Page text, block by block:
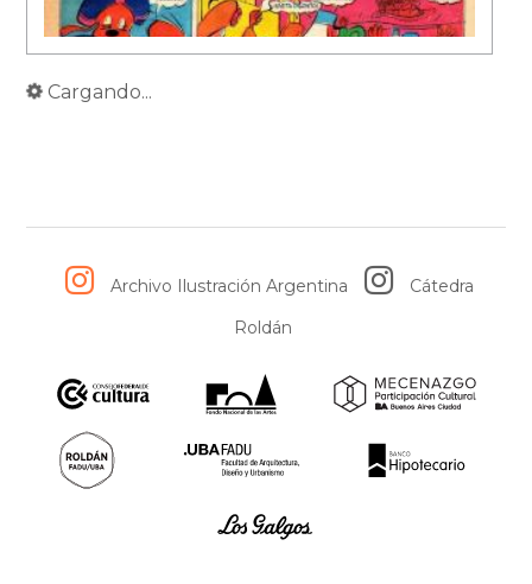
Cargando...
Archivo Ilustración Argentina
Cátedra
Roldán